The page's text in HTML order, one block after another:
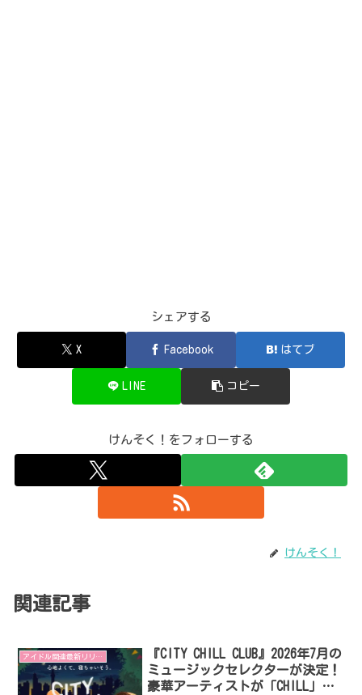
シェアする
X Facebook はてブ
LINE コピー
けんそく！をフォローする
けんそく！
関連記事
アイドル関連最新リリース
『CITY CHILL CLUB』2026年7月の
ミュージックセレクターが決定！
豪華アーティストが「CHILL」な2